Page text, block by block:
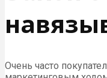
Очень часто